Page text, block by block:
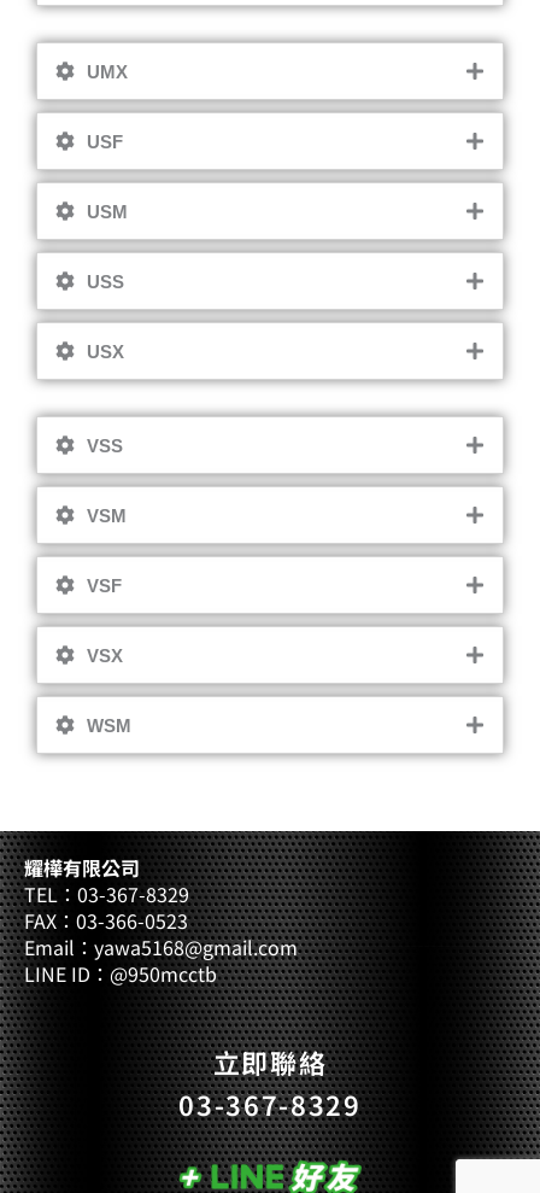
UMX
USF
USM
USS
USX
VSS
VSM
VSF
VSX
WSM
耀樺有限公司
TEL：03-367-8329
FAX：03-366-0523
Email：yawa5168@gmail.com
LINE ID：@950mcctb
立即聯絡
03-367-8329